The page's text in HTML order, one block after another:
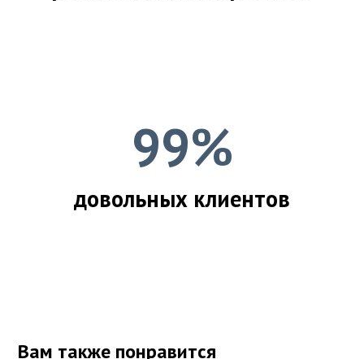
99%
довольных клиентов
Вам также понравится